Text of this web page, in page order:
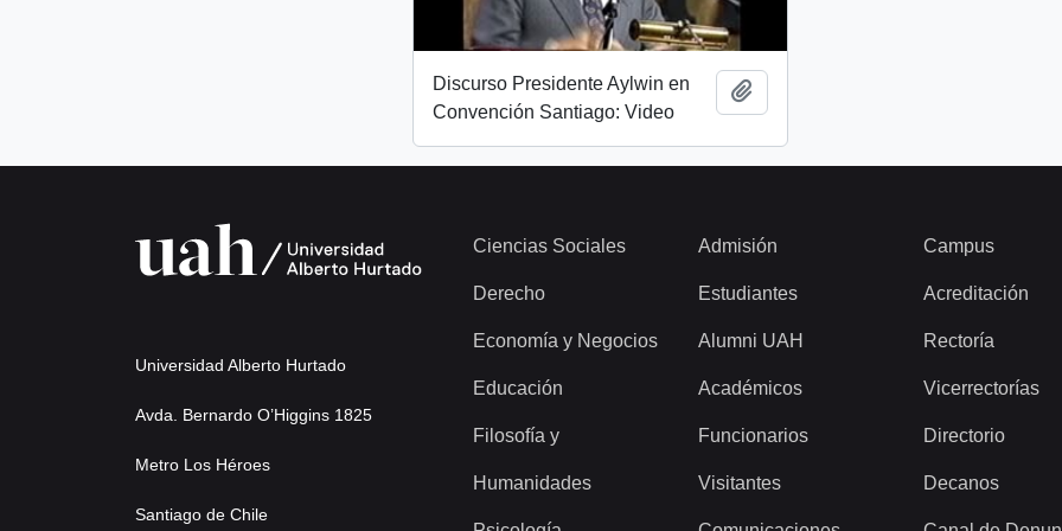
Discurso Presidente Aylwin en
Convención Santiago: Video
Universidad Alberto Hurtado
Avda. Bernardo O’Higgins 1825
Metro Los Héroes
Santiago de Chile
Ciencias Sociales
Derecho
Economía y Negocios
Educación
Filosofía y
Humanidades
Admisión
Estudiantes
Alumni UAH
Académicos
Funcionarios
Visitantes
Campus
Acreditación
Rectoría
Vicerrectorías
Directorio
Decanos